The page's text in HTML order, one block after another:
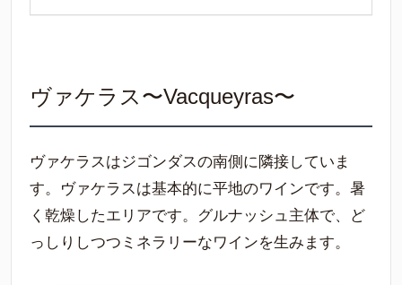
ヴァケラス〜Vacqueyras〜
ヴァケラスはジゴンダスの南側に隣接していま
す。ヴァケラスは基本的に平地のワインです。暑
く乾燥したエリアです。グルナッシュ主体で、ど
っしりしつつミネラリーなワインを生みます。